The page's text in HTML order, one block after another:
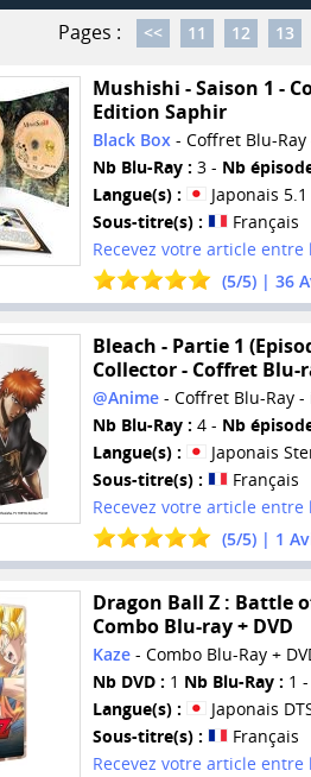
Pages : << 11 12 13
Mushishi - Saison 1 -
Edition Saphir
Black Box- Coffret Blu-
Nb Blu-Ray : 3 - Nb
Langue(s) :
Japonais 5.1
Sous-titre(s) :
Français
Recevez votre article entre
(5/5) | 36
Bleach - Partie 1
Collector - Coffret Blu-
@Anime- Coffret Blu-Ray
Nb Blu-Ray : 4 - Nb
Langue(s) :
Japonais
Sous-titre(s) :
Français
Recevez votre article entre
(5/5) | 1
Dragon Ball Z : Battle
Combo Blu-ray + DVD
Kaze- Combo Blu-Ray +
Nb DVD : 1 Nb Blu-Ray : 1 -
Langue(s) :
Japonais
Sous-titre(s) :
Français
Recevez votre article entre